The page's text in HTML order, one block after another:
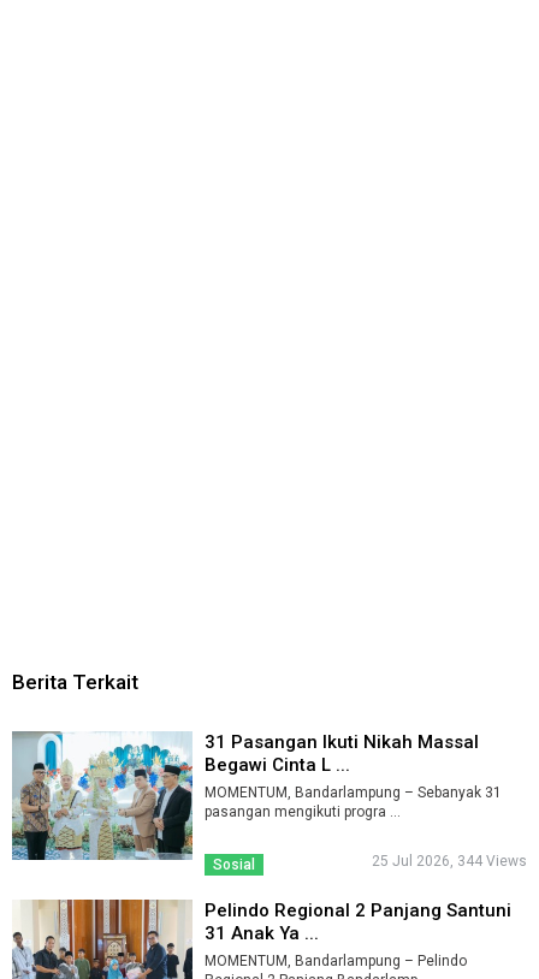
Berita Terkait
31 Pasangan Ikuti Nikah Massal
Begawi Cinta L ...
MOMENTUM, Bandarlampung – Sebanyak 31
pasangan mengikuti progra ...
Sosial 25 Jul 2026, 344 Views
Pelindo Regional 2 Panjang Santuni
31 Anak Ya ...
MOMENTUM, Bandarlampung – Pelindo